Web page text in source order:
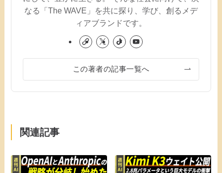
なる「The WAVE」を共に探り、学び、創るメデ
ィアブランドです。
この著者の記事一覧へ
関連記事